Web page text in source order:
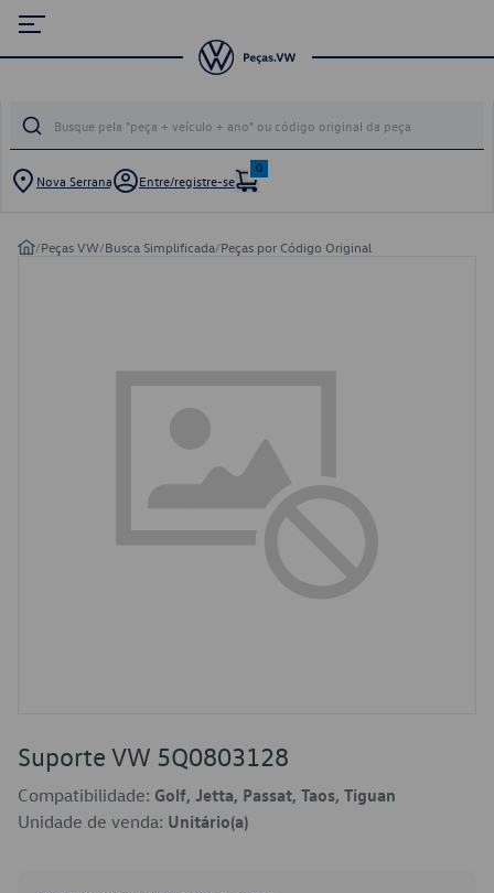
Nova Serrana Entre/registre-se
0
/Peças VW/Busca Simplificada/Peças por Código Original
Suporte VW 5Q0803128
Compatibilidade: Golf, Jetta, Passat, Taos, Tiguan
Unidade de venda: Unitário(a)